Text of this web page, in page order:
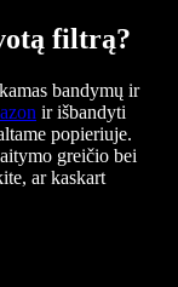
filtrą?
bandymų ir
ir išbandyti
popieriuje.
greičio bei
ar kaskart